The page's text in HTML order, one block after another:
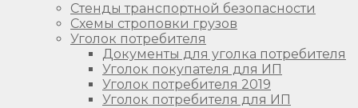
Стенды транспортной безопасности
Схемы строповки грузов
Уголок потребителя
Документы для уголка потребителя
Уголок покупателя для ИП
Уголок потребителя 2019
Уголок потребителя для ИП